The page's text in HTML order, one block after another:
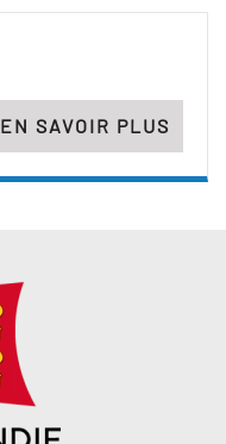
EN SAVOIR PLUS